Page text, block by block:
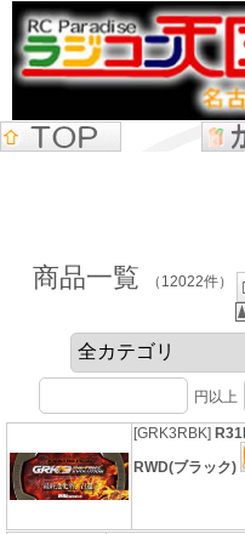
商品一覧 （12022件）
円以上
[GRK3RBK]
RWD(ブラック)